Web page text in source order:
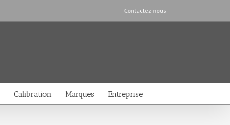
Contactez-nous
Calibration Marques Entreprise